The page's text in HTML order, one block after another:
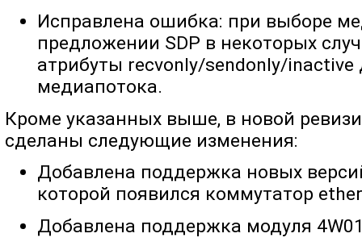
Исправлена ошибка: при выборе
предложении SDP в некоторых
атрибуты recvonly/sendonly/inactive
медиапотока.
Кроме указанных выше, в новой
сделаны следующие изменения:
Добавлена поддержка новых
которой появился коммутатор
Добавлена поддержка модуля